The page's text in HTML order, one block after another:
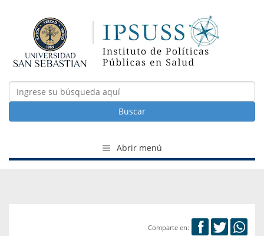
Buscar
Abrir menú
Comparte en: